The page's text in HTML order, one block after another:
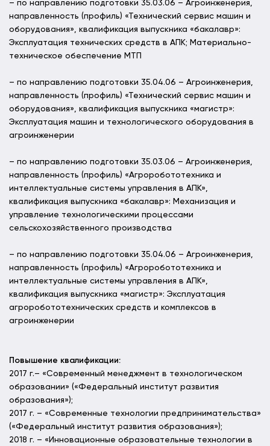
– по направлению подготовки 35.03.06 – Агроинженерия,
направленность (профиль) «Технический сервис машин и
оборудования», квалификация выпускника «бакалавр»:
Эксплуатация технических средств в АПК; Материально-
техническое обеспечение МТП
– по направлению подготовки 35.04.06 – Агроинженерия,
направленность (профиль) «Технический сервис машин и
оборудования», квалификация выпускника «магистр»:
Эксплуатация машин и технологического оборудования в
агроинженерии
– по направлению подготовки 35.03.06 – Агроинженерия,
направленность (профиль) «Агроробототехника и
интеллектуальные системы управления в АПК»,
квалификация выпускника «бакалавр»: Механизация и
управление технологическими процессами
сельскохозяйственного производства
– по направлению подготовки 35.04.06 – Агроинженерия,
направленность (профиль) «Агроробототехника и
интеллектуальные системы управления в АПК»,
квалификация выпускника «магистр»: Эксплуатация
агроробототехнических средств и комплексов в
агроинженерии
Повышение квалификации:
2017 г.– «Современный менеджмент в технологическом
образовании» («Федеральный институт развития
образования»);
2017 г. – «Современные технологии предпринимательства»
(«Федеральный институт развития образования»);
2018 г. – «Инновационные образовательные технологии в